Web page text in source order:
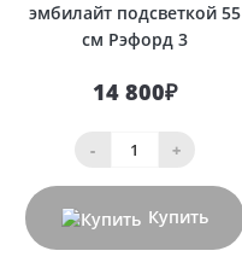
эмбилайт подсветкой 55
см Рэфорд 3
14 800₽
- +
Купить